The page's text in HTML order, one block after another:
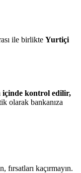
ile birlikte Yurtiçi
içinde kontrol edilir,
olarak bankanıza
fırsatları kaçırmayın.